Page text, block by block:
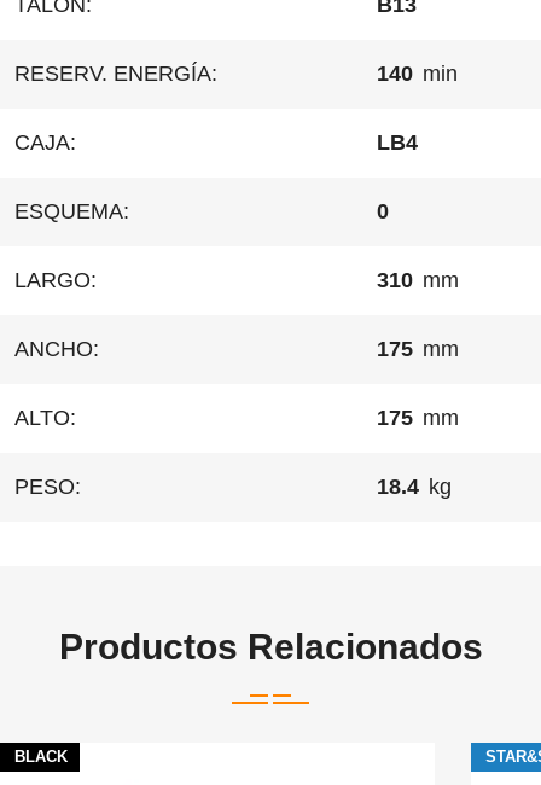
RESERV. ENERGÍA: 140 min
CAJA: LB4
ESQUEMA: 0
LARGO: 310 mm
ANCHO: 175 mm
ALTO: 175 mm
PESO: 18.4 kg
Productos Relacionados
BLACK